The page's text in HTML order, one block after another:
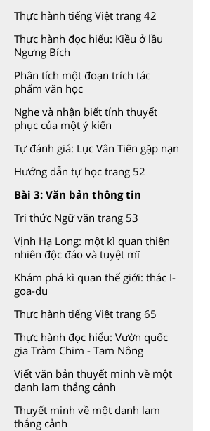
Thực hành tiếng Việt trang 42
Thực hành đọc hiểu: Kiều ở lầu
Ngưng Bích
Phân tích một đoạn trích tác
phẩm văn học
Nghe và nhận biết tính thuyết
phục của một ý kiến
Tự đánh giá: Lục Vân Tiên gặp nạn
Hướng dẫn tự học trang 52
Bài 3: Văn bản thông tin
Tri thức Ngữ văn trang 53
Vịnh Hạ Long: một kì quan thiên
nhiên độc đáo và tuyệt mĩ
Khám phá kì quan thế giới: thác I-
goa-du
Thực hành tiếng Việt trang 65
Thực hành đọc hiểu: Vườn quốc
gia Tràm Chim - Tam Nông
Viết văn bản thuyết minh về một
danh lam thắng cảnh
Thuyết minh về một danh lam
thắng cảnh